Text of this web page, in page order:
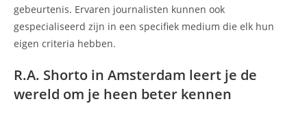
gebeurtenis. Ervaren journalisten kunnen ook
gespecialiseerd zijn in een specifiek medium die elk hun
eigen criteria hebben.
R.A. Shorto in Amsterdam leert je de
wereld om je heen beter kennen